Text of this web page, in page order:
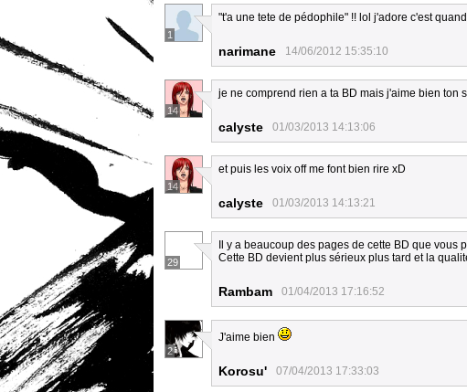
1
"t'a une tete de pédophile" !! lol j'adore c'est
narimane 14/06/2012 15:35:10
14
je ne comprend rien a ta BD mais j'aime bien ton
calyste 01/03/2013 14:13:06
14
et puis les voix off me font bien rire xD
calyste 01/03/2013 14:13:21
29
Il y a beaucoup des pages de cette BD que vous
Cette BD devient plus sérieux plus tard et la
Rambam 01/04/2013 17:16:52
2
J'aime bien
Korosu' 07/04/2013 17:33:03